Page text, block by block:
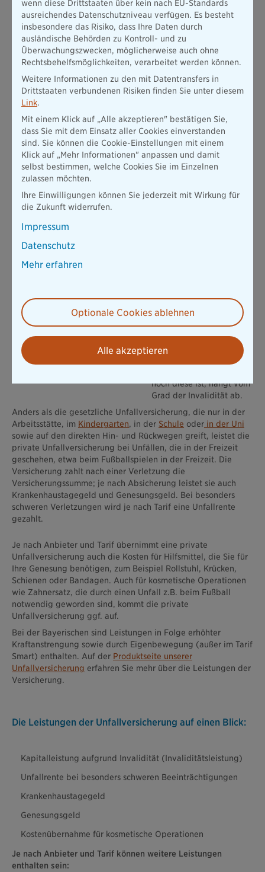
Haftpflichtversicherung
EineHaftpflichtversicherung zählt zu den wichtigsten
Versicherungen; diese sollte jede Person haben. Wenn Sie
einen Unfall verschulden, bei dem eine Person verletzt wird,
kann dies ein Fall für die private Haftpflicht sein. Dann hat die
gegnerische Partei gegebenenfalls Anspruch auf
Schmerzensgeld. Das kann zum Beispiel bei einem groben
Foulspiel der Fall sein.
Berufsunfähigkeitsversicherung
Wenn ein Unfall so schwerwiegend ist, dass Sie Ihren Beruf
dauerhaft nicht mehr ausüben können, greift die
Berufsunfähigkeitsversicherung. Sie ist jedoch auchfür alle
anderen Personen wichtig
, die auf Ihr Einkommen angewiesen
eine Krankheit der Grund für Berufsunfähigkeit.
Was deckt eine private Unfallversicherung
Wenn Sie nach einem
Unfall dauerhafte
Beeinträchtigungen
davontragen, erhalten Sie
aus Ihrer privaten
Unfallversicherung eine
hoch diese ist, hängt vom
Grad der Invalidität ab.
Anders als die gesetzliche Unfallversicherung, die nur in der
Arbeitsstätte, im Kindergarten, in der Schule oder in der Uni
sowie auf den direkten Hin- und Rückwegen greift, leistet die
private Unfallversicherung bei Unfällen, die in der Freizeit
geschehen, etwa beim Fußballspielen in der Freizeit. Die
Versicherung zahlt nach einer Verletzung die
Versicherungssumme; je nach Absicherung leistet sie auch
Krankenhaustagegeld und Genesungsgeld. Bei besonders
schweren Verletzungen wird je nach Tarif eine Unfallrente
gezahlt.
Je nach Anbieter und Tarif übernimmt eine private
Unfallversicherung auch die Kosten für Hilfsmittel, die Sie für
Ihre Genesung benötigen, zum Beispiel Rollstuhl, Krücken,
Schienen oder Bandagen. Auch für kosmetische Operationen
wie Zahnersatz, die durch einen Unfall z.B. beim Fußball
notwendig geworden sind, kommt die private
Unfallversicherung ggf. auf.
Bei der Bayerischen sind Leistungen in Folge erhöhter
Kraftanstrengung sowie durch Eigenbewegung (außer im Tarif
Smart) enthalten. Auf der Produktseite unserer
Unfallversicherung erfahren Sie mehr über die Leistungen der
Versicherung.
Die Leistungen der Unfallversicherung auf einen Blick:
Kapitalleistung aufgrund Invalidität (Invaliditätsleistung)
Unfallrente bei besonders schweren Beeinträchtigungen
Krankenhaustagegeld
Genesungsgeld
Kostenübernahme für kosmetische Operationen
Je nach Anbieter und Tarif können weitere Leistungen
enthalten sein:
wenn diese Drittstaaten über kein nach EU-Standards
ausreichendes Datenschutzniveau verfügen. Es besteht
insbesondere das Risiko, dass Ihre Daten durch
ausländische Behörden zu Kontroll- und zu
Überwachungszwecken, möglicherweise auch ohne
Rechtsbehelfsmöglichkeiten, verarbeitet werden können.
Weitere Informationen zu den mit Datentransfers in
Drittstaaten verbundenen Risiken finden Sie unter diesem
Link.
Mit einem Klick auf „Alle akzeptieren" bestätigen Sie,
dass Sie mit dem Einsatz aller Cookies einverstanden
sind. Sie können die Cookie-Einstellungen mit einem
Klick auf „Mehr Informationen" anpassen und damit
selbst bestimmen, welche Cookies Sie im Einzelnen
zulassen möchten.
Ihre Einwilligungen können Sie jederzeit mit Wirkung für
die Zukunft widerrufen.
Impressum
Datenschutz
Mehr erfahren
Optionale Cookies ablehnen
Alle akzeptieren